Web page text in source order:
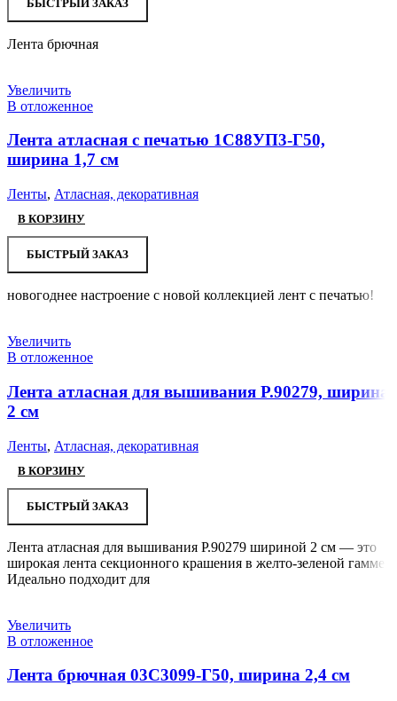
БЫСТРЫЙ ЗАКАЗ
Лента брючная
Увеличить
В отложенное
Лента атласная с печатью 1С88УП3-Г50,
ширина 1,7 см
Ленты, Атласная, декоративная
В КОРЗИНУ
БЫСТРЫЙ ЗАКАЗ
новогоднее настроение с новой коллекцией лент с печатью!
Увеличить
В отложенное
Лента атласная для вышивания Р.90279, ширина
2 см
Ленты, Атласная, декоративная
В КОРЗИНУ
БЫСТРЫЙ ЗАКАЗ
Лента атласная для вышивания Р.90279 шириной 2 см — это
широкая лента секционного крашения в желто-зеленой гамме.
Идеально подходит для
Увеличить
В отложенное
Лента брючная 03С3099-Г50, ширина 2,4 см